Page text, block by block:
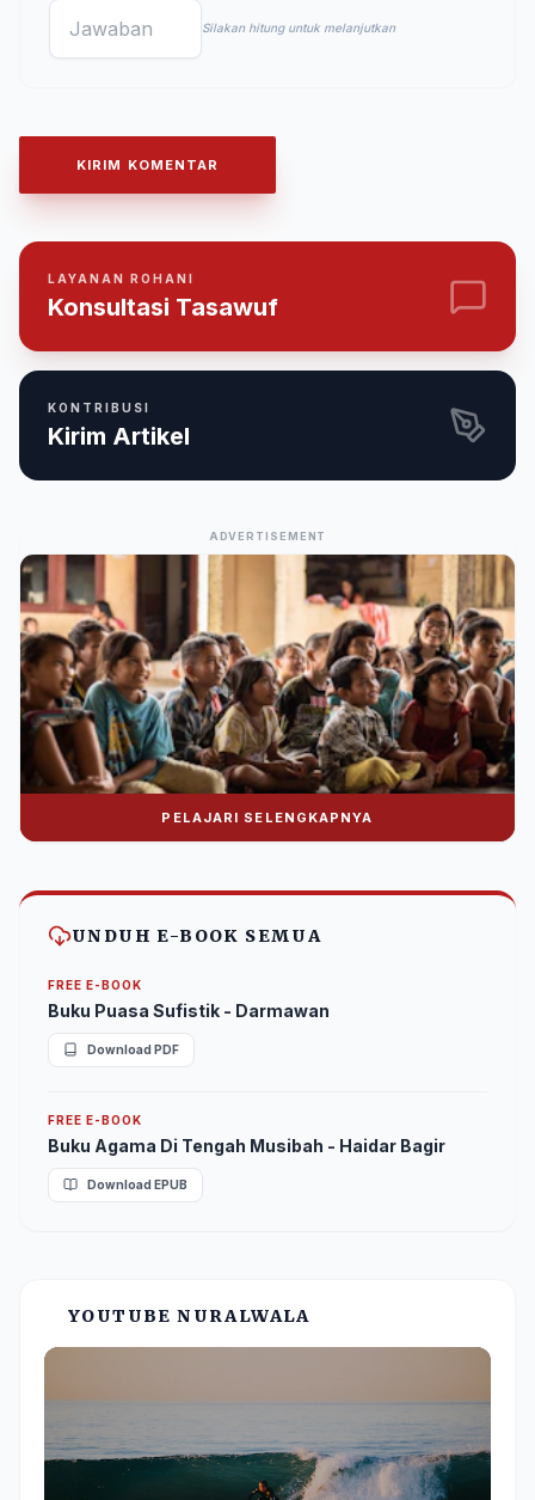
Silakan hitung untuk melanjutkan
KIRIM KOMENTAR
LAYANAN ROHANI
Konsultasi Tasawuf
KONTRIBUSI
Kirim Artikel
ADVERTISEMENT
Donasi Nuralwala Foundation
Bantu syiar dakwah melalui platform digital.
PELAJARI SELENGKAPNYA
UNDUH E-BOOK SEMUA
FREE E-BOOK
Buku Puasa Sufistik - Darmawan
Download PDF
FREE E-BOOK
Buku Agama Di Tengah Musibah - Haidar Bagir
Download EPUB
YOUTUBE NURALWALA